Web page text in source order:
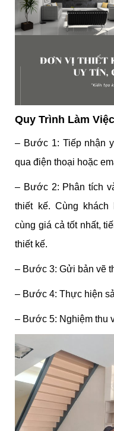
Quy Trình Làm
– Bước 1: Tiếp nhận
qua điện thoại hoặc
– Bước 2: Phân tích
thiết kế. Cùng
cùng giá cả tốt nhất,
thiết kế.
– Bước 3: Gửi bản vẽ
– Bước 4: Thực hiện
– Bước 5: Nghiệm thu